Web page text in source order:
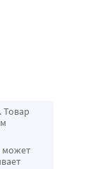
Товар
может